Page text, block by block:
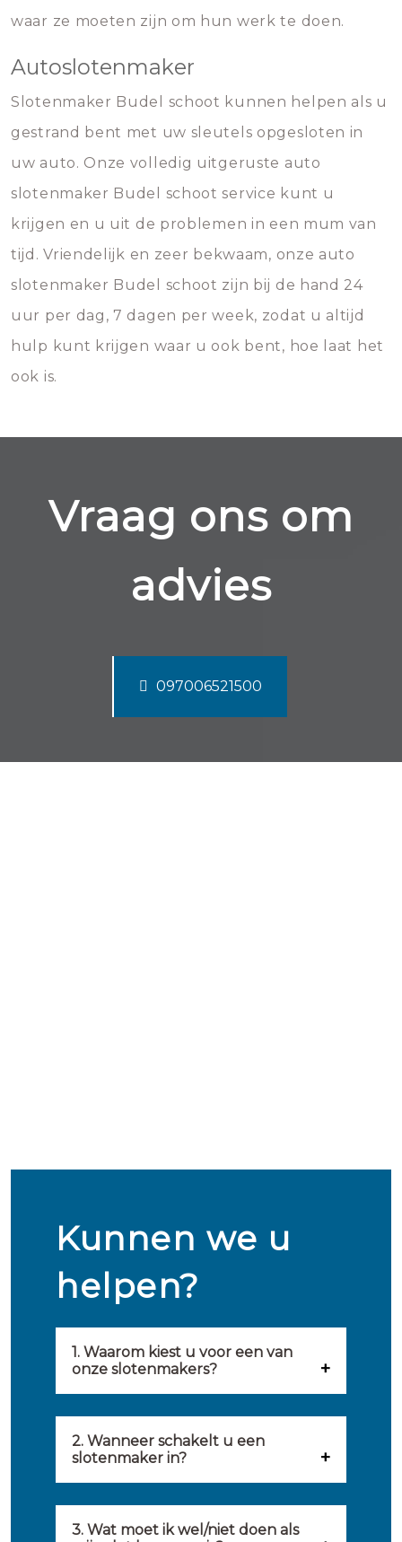
waar ze moeten zijn om hun werk te doen.
Autoslotenmaker
Slotenmaker Budel schoot kunnen helpen als u
gestrand bent met uw sleutels opgesloten in
uw auto. Onze volledig uitgeruste auto
slotenmaker Budel schoot service kunt u
krijgen en u uit de problemen in een mum van
tijd. Vriendelijk en zeer bekwaam, onze auto
slotenmaker Budel schoot zijn bij de hand 24
uur per dag, 7 dagen per week, zodat u altijd
hulp kunt krijgen waar u ook bent, hoe laat het
ook is.
Vraag ons om
advies
097006521500
Kunnen we u
helpen?
1. Waarom kiest u voor een van
onze slotenmakers?
geselecteerd op kwaliteit,
partij om u van dienst te zijn.
2. Wanneer schakelt u een
slotenmaker in?
slotenmaker inschakelen
3. Wat moet ik wel/niet doen als